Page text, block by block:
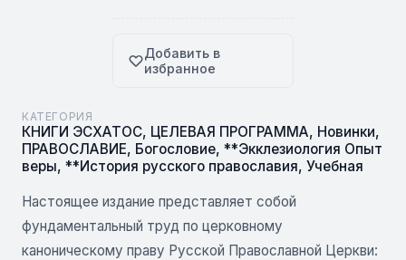
Добавить в
избранное
КАТЕГОРИЯ
КНИГИ ЭСХАТОС, ЦЕЛЕВАЯ ПРОГРАММА, Новинки,
ПРАВОСЛАВИЕ, Богословие, **Экклезиология Опыт
веры, **История русского православия, Учебная
Настоящее издание представляет собой
фундаментальный труд по церковному
каноническому праву Русской Православной Церкви: